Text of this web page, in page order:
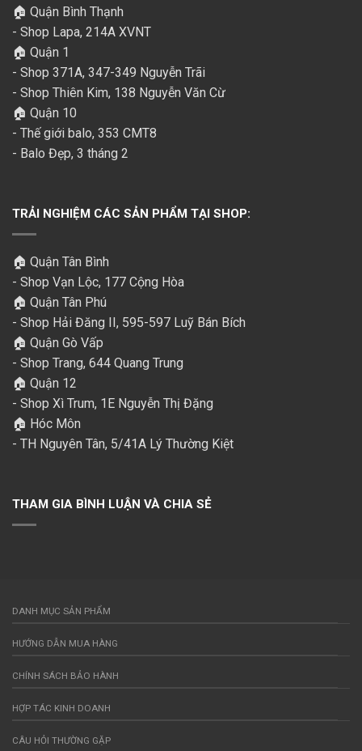
🏠 Quận Bình Thạnh
- Shop Lapa, 214A XVNT
🏠 Quận 1
- Shop 371A, 347-349 Nguyễn Trãi
- Shop Thiên Kim, 138 Nguyễn Văn Cừ
🏠 Quận 10
- Thế giới balo, 353 CMT8
- Balo Đẹp, 3 tháng 2
TRẢI NGHIỆM CÁC SẢN PHẨM TẠI SHOP:
🏠 Quận Tân Bình
- Shop Vạn Lộc, 177 Cộng Hòa
🏠 Quận Tân Phú
- Shop Hải Đăng II, 595-597 Luỹ Bán Bích
🏠 Quận Gò Vấp
- Shop Trang, 644 Quang Trung
🏠 Quận 12
- Shop Xì Trum, 1E Nguyễn Thị Đặng
🏠 Hóc Môn
- TH Nguyên Tân, 5/41A Lý Thường Kiệt
THAM GIA BÌNH LUẬN VÀ CHIA SẺ
DANH MỤC SẢN PHẨM
HƯỚNG DẪN MUA HÀNG
CHÍNH SÁCH BẢO HÀNH
HỢP TÁC KINH DOANH
CÂU HỎI THƯỜNG GẶP